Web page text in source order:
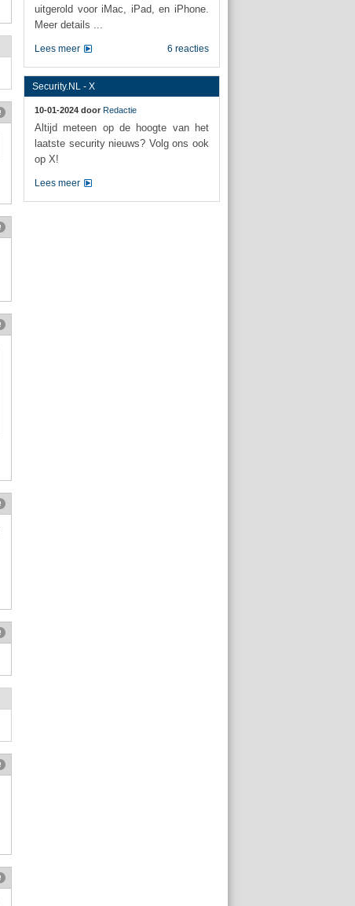
uitgerold voor iMac, iPad, en iPhone.
Meer details ...
6 reacties
Lees meer
Security.NL - X
10-01-2024 door Redactie
Altijd meteen op de hoogte van het
laatste security nieuws? Volg ons ook
op X!
Lees meer